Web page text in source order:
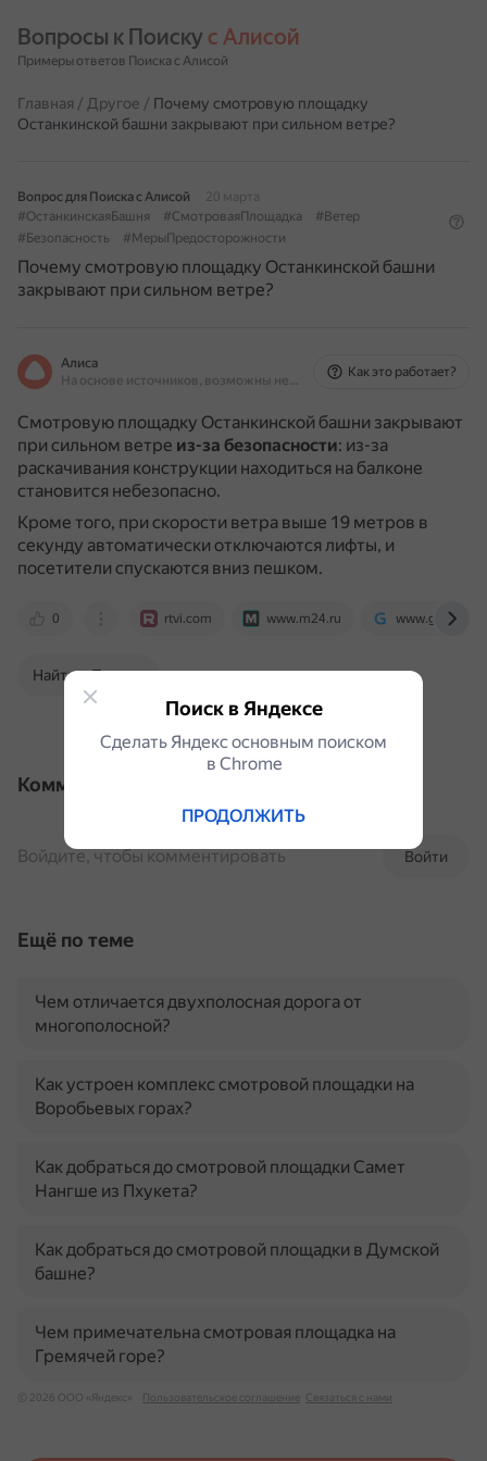
Вопросы к Поиску с Алисой
Примеры ответов Поиска с Алисой
Главная / Другое / Почему смотровую площадку
Останкинской башни закрывают при сильном ветре?
Вопрос для Поиска с Алисой
20 марта
#ОстанкинскаяБашня
#СмотроваяПлощадка
#Ветер
#Безопасность
#МерыПредосторожности
Почему смотровую площадку Останкинской башни
закрывают при сильном ветре?
Алиса
На основе источников, возможны неточности
Как это работает?
Смотровую площадку Останкинской башни закрывают
при сильном ветре из-за безопасности: из-за
раскачивания конструкции находиться на балконе
становится небезопасно.
Кроме того, при скорости ветра выше 19 метров в
секунду автоматически отключаются лифты, и
посетители спускаются вниз пешком.
0 rtvi.com www.m24.ru
Найти в Поиске
Комментарии
Войти
Войдите, чтобы комментировать
Ещё по теме
Чем отличается двухполосная дорога от
многополосной?
Как устроен комплекс смотровой площадки на
Воробьевых горах?
Как добраться до смотровой площадки Самет
Нангше из Пхукета?
Как добраться до смотровой площадки в Думской
башне?
Чем примечательна смотровая площадка на
Гремячей горе?
© 2026 ООО «Яндекс» Пользовательское соглашение Связаться с нами
Поиск в Яндексе
Сделать Яндекс основным поиском
в Сhrome
ПРОДОЛЖИТЬ